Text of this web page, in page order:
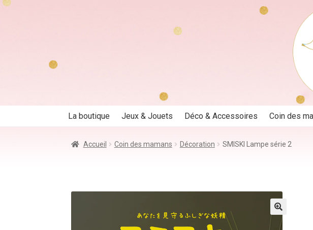
La boutique Jeux & Jouets Déco & Accessoires Coin des
Accueil Coin des mamans Décoration SMISKI Lampe série 2